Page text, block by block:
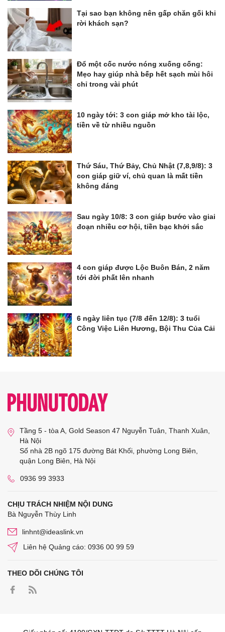
Tại sao bạn không nên gấp chăn gối khi
rời khách sạn?
Đổ một cốc nước nóng xuống cống:
Mẹo hay giúp nhà bếp hết sạch mùi hôi
chỉ trong vài phút
10 ngày tới: 3 con giáp mở kho tài lộc,
tiền về từ nhiều nguồn
Thứ Sáu, Thứ Bảy, Chủ Nhật (7,8,9/8): 3
con giáp giữ ví, chủ quan là mất tiền
không đáng
Sau ngày 10/8: 3 con giáp bước vào giai
đoạn nhiều cơ hội, tiền bạc khởi sắc
4 con giáp được Lộc Buôn Bán, 2 năm
tới đời phất lên nhanh
6 ngày liên tục (7/8 đến 12/8): 3 tuổi
Công Việc Liên Hương, Bội Thu Của Cải
Tầng 5 - tòa A, Gold Season 47 Nguyễn Tuân, Thanh Xuân,
Hà Nội
Số nhà 2B ngõ 175 đường Bát Khối, phường Long Biên,
quận Long Biên, Hà Nội
0936 99 3933
CHỊU TRÁCH NHIỆM NỘI DUNG
Bà Nguyễn Thùy Linh
linhnt@ideaslink.vn
Liên hệ Quảng cáo: 0936 00 99 59
THEO DÕI CHÚNG TÔI